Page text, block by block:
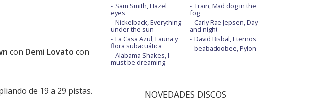
con Demi Lovato con
de 19 a 29 pistas.
Sam Smith, Hazel
eyes
Nickelback, Everything
under the sun
La Casa Azul, Fauna y
flora subacuática
Alabama Shakes, I
must be dreaming
Train, Mad dog in the
fog
Carly Rae Jepsen, Day
and night
David Bisbal, Eternos
beabadoobee, Pylon
NOVEDADES DISCOS